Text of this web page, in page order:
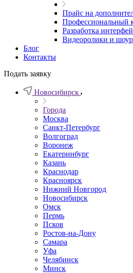
Прайс на
Профессиональный
Разработка
Видеоролики и
Блог
Контакты
Подать заявку
Новосибирск
Города
Москва
Санкт-Петербург
Волгоград
Воронеж
Екатеринбург
Казань
Краснодар
Красноярск
Нижний Новгород
Новосибирск
Омск
Пермь
Псков
Ростов-на-Дону
Самара
Уфа
Челябинск
Минск